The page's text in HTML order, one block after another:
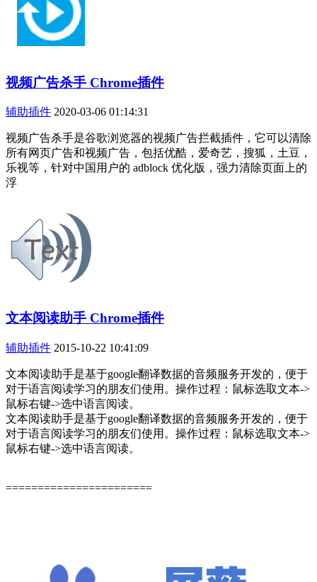
视频广告杀手 Chrome插件
辅助插件 2020-03-06 01:14:31
视频广告杀手是谷歌浏览器的视频广告拦截插件，它可以清除
所有网页广告和视频广告，包括优酷，爱奇艺，搜狐，土豆，
乐视等，针对中国用户的 adblock 优化版，强力清除页面上的
浮
文本阅读助手 Chrome插件
辅助插件 2015-10-22 10:41:09
文本阅读助手是基于google翻译数据的音频服务开发的，便于
对于语言阅读学习的朋友们使用。操作过程：鼠标选取文本->
鼠标右键->选中语言阅读。
文本阅读助手是基于google翻译数据的音频服务开发的，便于
对于语言阅读学习的朋友们使用。操作过程：鼠标选取文本->
鼠标右键->选中语言阅读。
=======================